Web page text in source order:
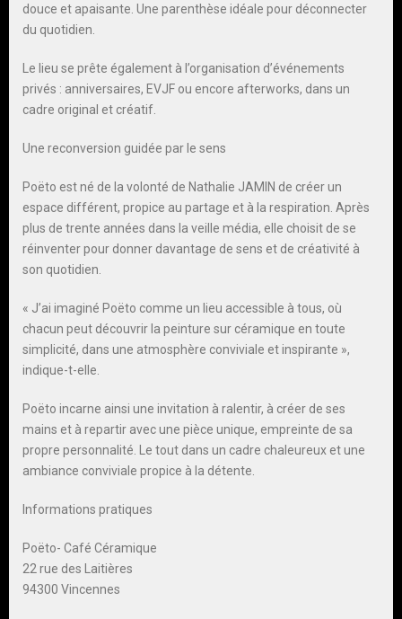
douce et apaisante. Une parenthèse idéale pour déconnecter
du quotidien.
Le lieu se prête également à l’organisation d’événements
privés : anniversaires, EVJF ou encore afterworks, dans un
cadre original et créatif.
Une reconversion guidée par le sens
Poëto est né de la volonté de Nathalie JAMIN de créer un
espace différent, propice au partage et à la respiration. Après
plus de trente années dans la veille média, elle choisit de se
réinventer pour donner davantage de sens et de créativité à
son quotidien.
« J’ai imaginé Poëto comme un lieu accessible à tous, où
chacun peut découvrir la peinture sur céramique en toute
simplicité, dans une atmosphère conviviale et inspirante »,
indique-t-elle.
Poëto incarne ainsi une invitation à ralentir, à créer de ses
mains et à repartir avec une pièce unique, empreinte de sa
propre personnalité. Le tout dans un cadre chaleureux et une
ambiance conviviale propice à la détente.
Informations pratiques
Poëto- Café Céramique
22 rue des Laitières
94300 Vincennes